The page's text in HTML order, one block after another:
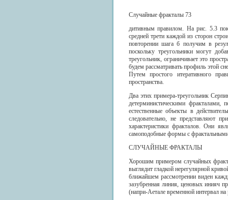
Случайные фракталы 73
дитивным правилом. На рис. 5.3
средней трети каждой из сторон
повторении шага б получим в
поскольку треугольники могут
треугольник, ограничивает это
будем рассматривать профиль этой
Путем простого итеративного
пространства.
Два этих примера-треугольник
детерминистическими
естественные объекты в
следовательно, не представляют
характеристики фракталов. Они
самоподобные формы с
СЛУЧАЙНЫЕ ФРАКТАЛЫ
Хорошим примером случайных
выглядит гладкой нерегулярной
ближайшем рассмотрении виден
зазубренная линия, ценовых инияч
(напри-Аетале временной интервал